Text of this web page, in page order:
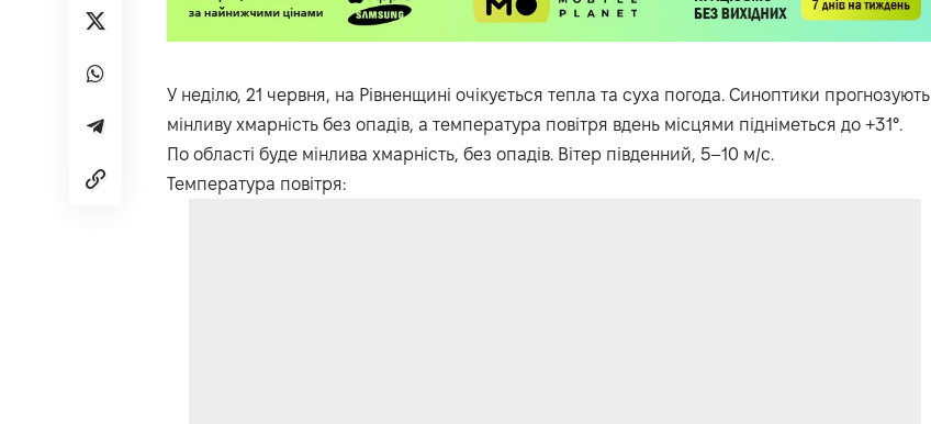
У неділю, 21 червня, на Рівненщині очікується тепла та суха погода. Синоптики прогнозують
мінливу хмарність без опадів, а температура повітря вдень місцями підніметься до +31°.
По області буде мінлива хмарність, без опадів. Вітер південний, 5–10 м/с.
Температура повітря: